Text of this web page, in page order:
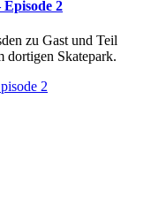
2
zu Gast und Teil
dortigen Skatepark.
2